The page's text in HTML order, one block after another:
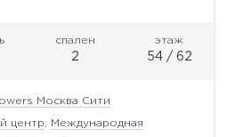
спален
2
этаж
54 / 62
Москва Сити
центр, Международная